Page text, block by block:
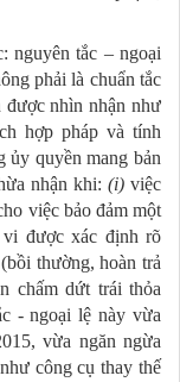
nguyên tắc – ngoại
phải là chuẩn tắc
được nhìn nhận như
hợp pháp và tính
ủy quyền mang bản
nhận khi: (i) việc
việc bảo đảm một
được xác định rõ
thường, hoàn trả
chấm dứt trái thỏa
- ngoại lệ này vừa
vừa ngăn ngừa
công cụ thay thế